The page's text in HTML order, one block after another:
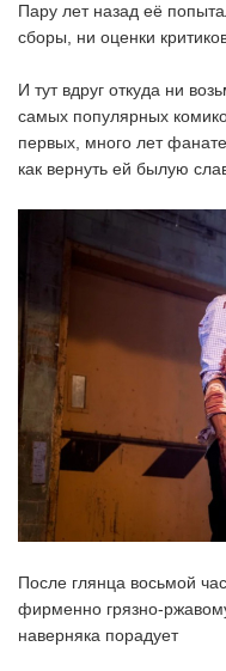
Пару лет назад её
сборы, ни оценки
И тут вдруг откуда ни
самых популярных
первых, много лет
как вернуть ей былую
После глянца восьмой
фирменно грязно-
наверняка порадует